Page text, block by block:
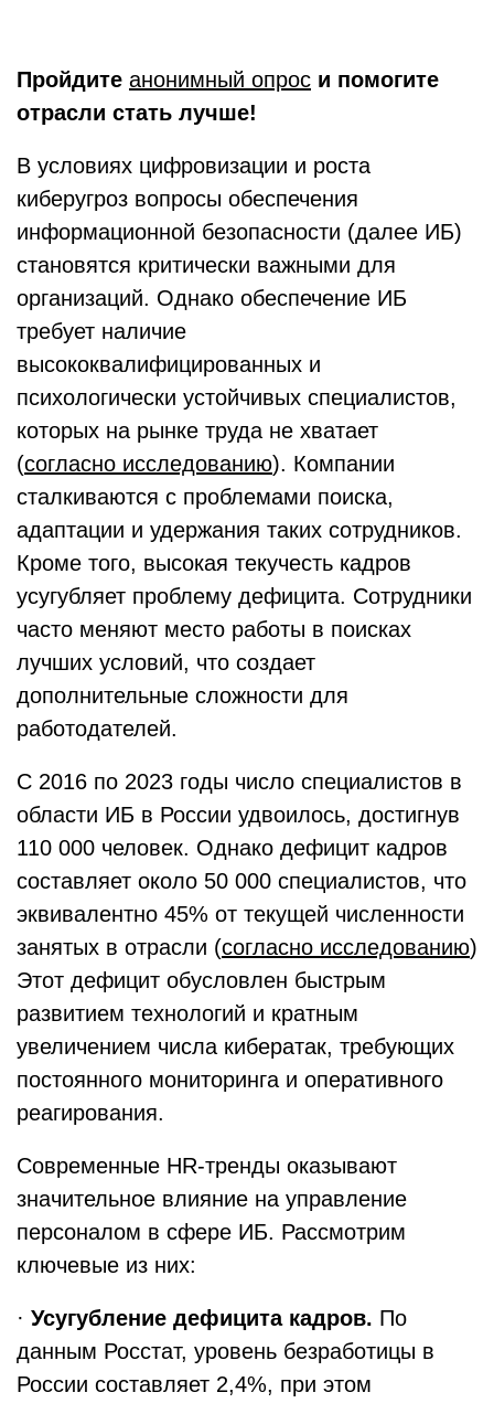
Пройдите анонимный опрос и помогите
отрасли стать лучше!
В условиях цифровизации и роста
киберугроз вопросы обеспечения
информационной безопасности (далее ИБ)
становятся критически важными для
организаций. Однако обеспечение ИБ
требует наличие
высококвалифицированных и
психологически устойчивых специалистов,
которых на рынке труда не хватает
(согласно исследованию). Компании
сталкиваются с проблемами поиска,
адаптации и удержания таких сотрудников.
Кроме того, высокая текучесть кадров
усугубляет проблему дефицита. Сотрудники
часто меняют место работы в поисках
лучших условий, что создает
дополнительные сложности для
работодателей.
С 2016 по 2023 годы число специалистов в
области ИБ в России удвоилось, достигнув
110 000 человек. Однако дефицит кадров
составляет около 50 000 специалистов, что
эквивалентно 45% от текущей численности
занятых в отрасли (согласно исследованию)
Этот дефицит обусловлен быстрым
развитием технологий и кратным
увеличением числа кибератак, требующих
постоянного мониторинга и оперативного
реагирования.
Современные HR-тренды оказывают
значительное влияние на управление
персоналом в сфере ИБ. Рассмотрим
ключевые из них:
· Усугубление дефицита кадров. По
данным Росстат, уровень безработицы в
России составляет 2,4%, при этом